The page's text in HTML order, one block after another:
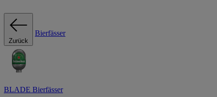
Zurück
Bierfässer
BLADE Bierfässer